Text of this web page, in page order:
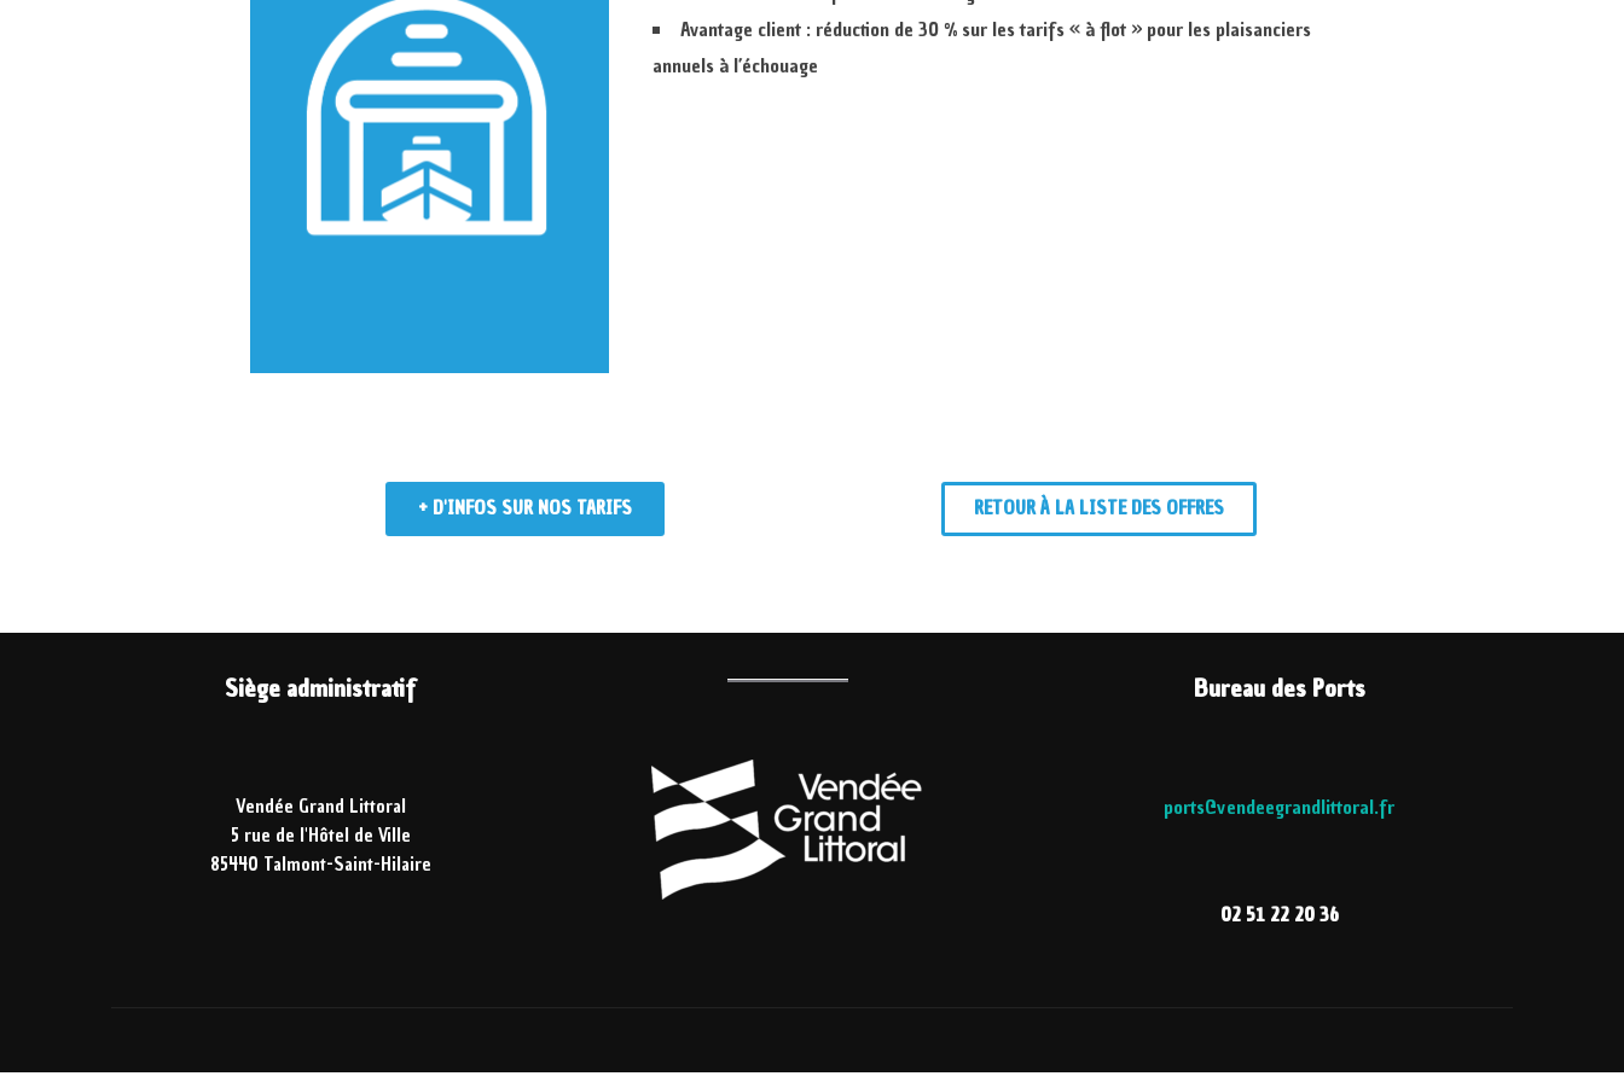
Avantage client : réduction de 30 % sur les tarifs « à flot » pour les plaisanciers
annuels à l’échouage
+ D'INFOS SUR NOS TARIFS RETOUR À LA LISTE DES OFFRES
Siège administratif
Vendée Grand Littoral
5 rue de l'Hôtel de Ville
85440 Talmont-Saint-Hilaire
Bureau des Ports
ports@vendeegrandlittoral.fr
02 51 22 20 36